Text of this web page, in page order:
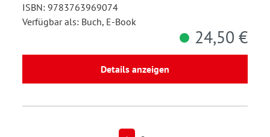
ISBN: 9783763969074
Verfügbar als: Buch, E-Book
24,50 €
Details anzeigen